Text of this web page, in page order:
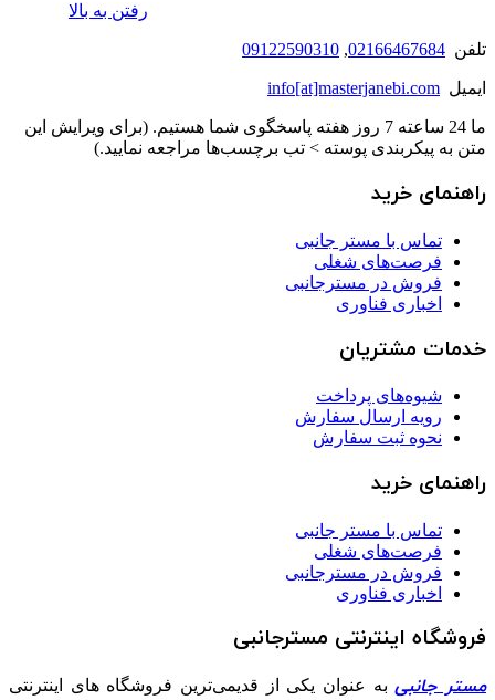
رفتن به بالا
تلفن 02166467684
,
09122590310
ایمیل info[at]masterjanebi.com
ما 24 ساعته 7 روز هفته پاسخگوی شما هستیم. (برای ویرایش این
متن به پیکربندی پوسته > تب برچسب‌ها مراجعه نمایید.)
راهنمای خرید
تماس با مستر جانبی
فرصت‌های شغلی
فروش در مسترجانبی
اخباری فناوری
خدمات مشتریان
شیوه‌های پرداخت
رویه ارسال سفارش
نحوه ثبت سفارش
راهنمای خرید
تماس با مستر جانبی
فرصت‌های شغلی
فروش در مسترجانبی
اخباری فناوری
فروشگاه اینترنتی مسترجانبی
مستر جانبی به عنوان یکی از قدیمی‌ترین فروشگاه های اینترنتی